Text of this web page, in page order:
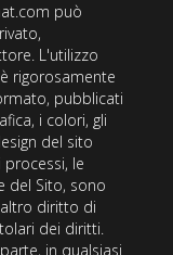
può
L'utilizzo
rigorosamente
pubblicati
i colori, gli
del sito
le
del Sito, sono
diritto di
dei diritti.
in qualsiasi